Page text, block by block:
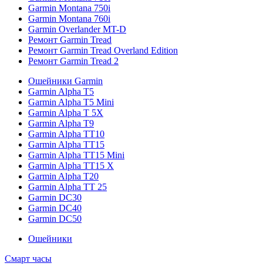
Garmin Montana 750i
Garmin Montana 760i
Garmin Overlander MT-D
Ремонт Garmin Tread
Ремонт Garmin Tread Overland Edition
Ремонт Garmin Tread 2
Ошейники Garmin
Garmin Alpha T5
Garmin Alpha T5 Mini
Garmin Alpha T 5X
Garmin Alpha T9
Garmin Alpha TT10
Garmin Alpha TT15
Garmin Alpha TT15 Mini
Garmin Alpha TT15 X
Garmin Alpha T20
Garmin Alpha TT 25
Garmin DC30
Garmin DC40
Garmin DC50
Ошейники
Смарт часы